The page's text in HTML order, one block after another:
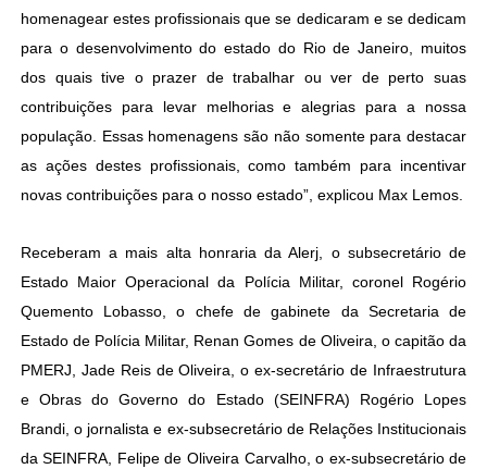
homenagear estes profissionais que se dedicaram e se dedicam
para o desenvolvimento do estado do Rio de Janeiro, muitos
dos quais tive o prazer de trabalhar ou ver de perto suas
contribuições para levar melhorias e alegrias para a nossa
população. Essas homenagens são não somente para destacar
as ações destes profissionais, como também para incentivar
novas contribuições para o nosso estado”, explicou Max Lemos.
Receberam a mais alta honraria da Alerj, o subsecretário de
Estado Maior Operacional da Polícia Militar, coronel Rogério
Quemento Lobasso, o chefe de gabinete da Secretaria de
Estado de Polícia Militar, Renan Gomes de Oliveira, o capitão da
PMERJ, Jade Reis de Oliveira, o ex-secretário de Infraestrutura
e Obras do Governo do Estado (SEINFRA) Rogério Lopes
Brandi, o jornalista e ex-subsecretário de Relações Institucionais
da SEINFRA, Felipe de Oliveira Carvalho, o ex-subsecretário de